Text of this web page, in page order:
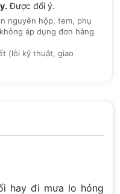
Được đổi ý.
nguyên hộp, tem, phụ
áp dụng đơn hàng
(lỗi kỹ thuật, giao
hay đi mưa lo hỏng